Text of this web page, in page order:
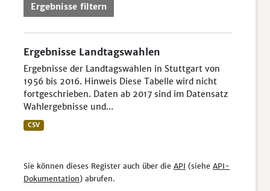
Ergebnisse filtern
Ergebnisse Landtagswahlen
Ergebnisse der Landtagswahlen in Stuttgart von
1956 bis 2016. Hinweis Diese Tabelle wird nicht
fortgeschrieben. Daten ab 2017 sind im Datensatz
Wahlergebnisse und...
CSV
Sie können dieses Register auch über die API (siehe API-
Dokumentation) abrufen.